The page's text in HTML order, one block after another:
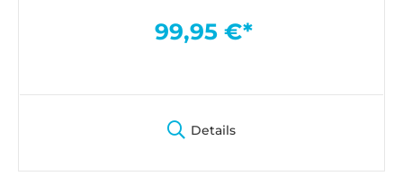
99,95 €*
Details